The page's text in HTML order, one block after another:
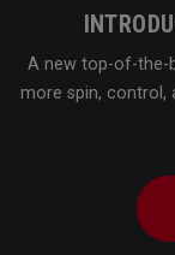
A new top-of-the-
more spin, control,